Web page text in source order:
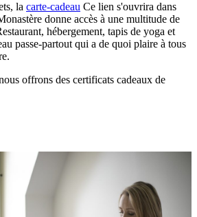
la carte-cadeau Ce lien s'ouvrira dans
donne accès à une multitude de
hébergement, tapis de yoga et
passe-partout qui a de quoi plaire à tous
offrons des certificats cadeaux de